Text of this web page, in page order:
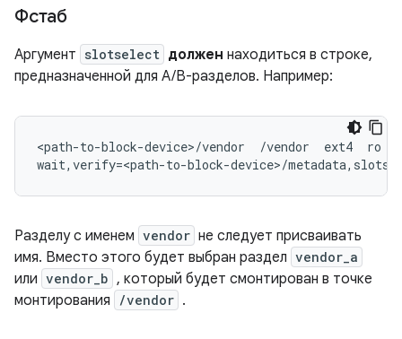
Фстаб
Аргумент slotselect должен находиться в строке,
предназначенной для A/B-разделов. Например:
<path-to-block-device>/vendor  /vendor  ext4  ro
Разделу с именем vendor не следует присваивать
имя. Вместо этого будет выбран раздел vendor_a
или vendor_b , который будет смонтирован в точке
монтирования
/vendor .